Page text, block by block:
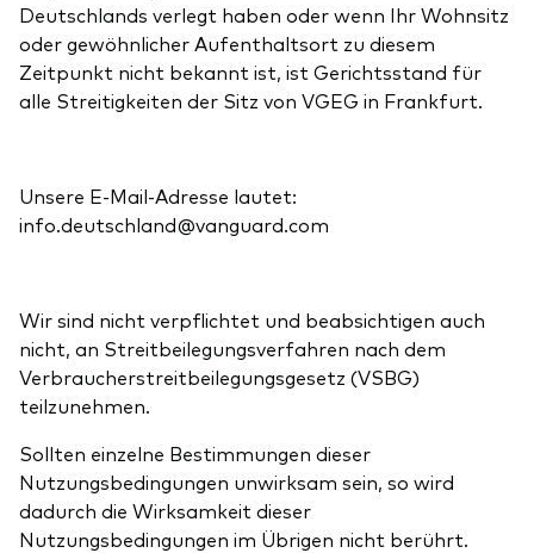
Deutschlands verlegt haben oder wenn Ihr Wohnsitz
oder gewöhnlicher Aufenthaltsort zu diesem
Zeitpunkt nicht bekannt ist, ist Gerichtsstand für
alle Streitigkeiten der Sitz von VGEG in Frankfurt.
Unsere E-Mail-Adresse lautet:
info.deutschland@vanguard.com
Wir sind nicht verpflichtet und beabsichtigen auch
nicht, an Streitbeilegungsverfahren nach dem
Verbraucherstreitbeilegungsgesetz (VSBG)
teilzunehmen.
Sollten einzelne Bestimmungen dieser
Nutzungsbedingungen unwirksam sein, so wird
dadurch die Wirksamkeit dieser
Nutzungsbedingungen im Übrigen nicht berührt.